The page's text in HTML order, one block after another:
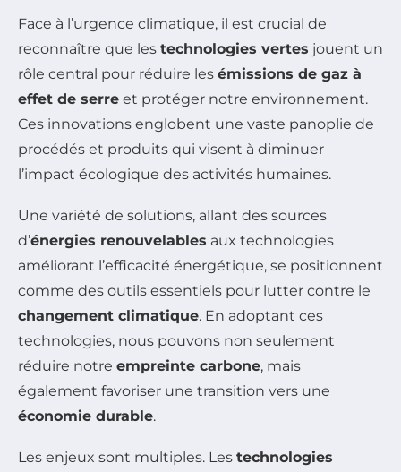
Face à l’urgence climatique, il est crucial de
reconnaître que les technologies vertes jouent un
rôle central pour réduire les émissions de gaz à
effet de serre et protéger notre environnement.
Ces innovations englobent une vaste panoplie de
procédés et produits qui visent à diminuer
l’impact écologique des activités humaines.
Une variété de solutions, allant des sources
d’énergies renouvelables aux technologies
améliorant l’efficacité énergétique, se positionnent
comme des outils essentiels pour lutter contre le
changement climatique. En adoptant ces
technologies, nous pouvons non seulement
réduire notre empreinte carbone, mais
également favoriser une transition vers une
économie durable.
Les enjeux sont multiples. Les technologies